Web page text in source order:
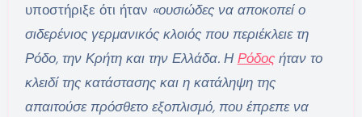
υποστήριξε ότι ήταν «ουσιώδες να αποκοπεί ο
σιδερένιος γερμανικός κλοιός που περιέκλειε τη
Ρόδο, την Κρήτη και την Ελλάδα. ΗΡόδοςήταν το
κλειδί της κατάστασης και η κατάληψη της
απαιτούσε πρόσθετο εξοπλισμό, που έπρεπε να